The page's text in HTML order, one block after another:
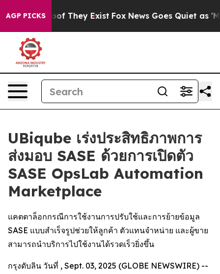
AGP PICKS
no Proof They Exist Fox News Goes Quiet as
UBiqube เร่งประสิทธิภาพการ
ส่งมอบ SASE ด้วยการเปิดตัว
SASE OpsLab Automation
Marketplace
แคตตาล็อกกรณีการใช้งานการปรับใช้และการย้ายข้อมูล
SASE แบบสำเร็จรูปช่วยให้ลูกค้า ตัวแทนจำหน่าย และผู้ขาย
สามารถนำบริการไปใช้งานได้รวดเร็วยิ่งขึ้น
กรุงดับลิน วันที่ , Sept. 03, 2025 (GLOBE NEWSWIRE) --